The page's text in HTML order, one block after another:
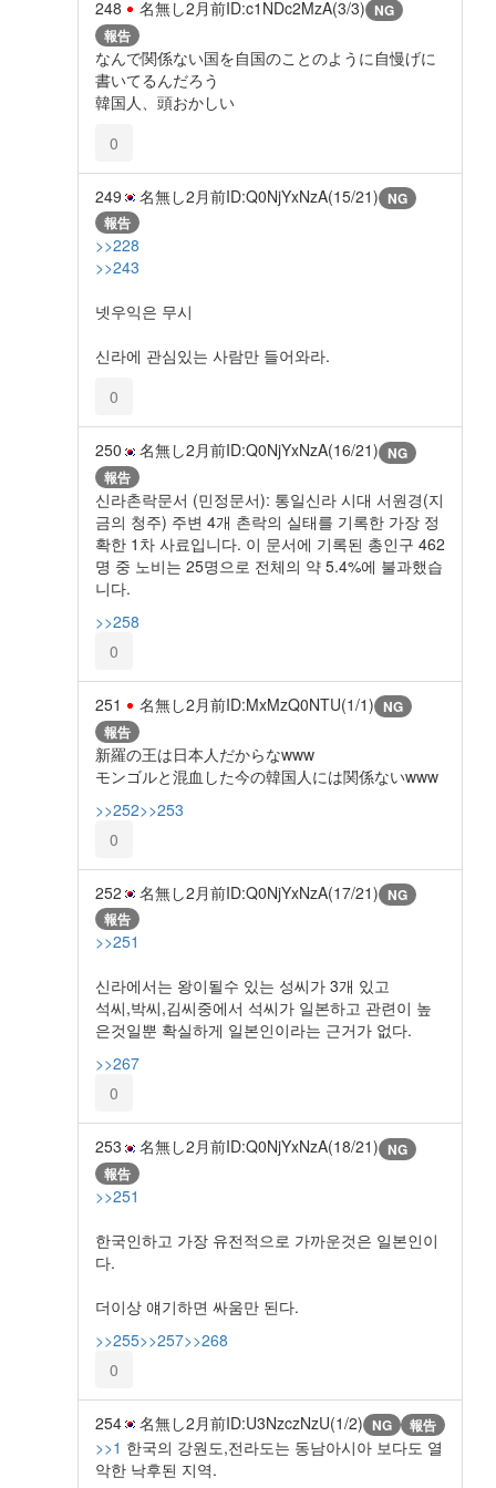
248 名無し2月前ID:c1NDc2MzA(3/3) NG
報告
なんで関係ない国を自国のことのように自慢げに
書いてるんだろう
韓国人、頭おかしい
0
249 名無し2月前ID:Q0NjYxNzA(15/21) NG
報告
>>228
>>243
넷우익은 무시
신라에 관심있는 사람만 들어와라.
0
250 名無し2月前ID:Q0NjYxNzA(16/21) NG
報告
신라촌락문서 (민정문서): 통일신라 시대 서원경(지
금의 청주) 주변 4개 촌락의 실태를 기록한 가장 정
확한 1차 사료입니다. 이 문서에 기록된 총인구 462
명 중 노비는 25명으로 전체의 약 5.4%에 불과했습
니다.
>>258
0
251 名無し2月前ID:MxMzQ0NTU(1/1) NG
報告
新羅の王は日本人だからなwww
モンゴルと混血した今の韓国人には関係ないwww
>>252>>253
0
252 名無し2月前ID:Q0NjYxNzA(17/21) NG
報告
>>251
신라에서는 왕이될수 있는 성씨가 3개 있고
석씨,박씨,김씨중에서 석씨가 일본하고 관련이 높
은것일뿐 확실하게 일본인이라는 근거가 없다.
>>267
0
253 名無し2月前ID:Q0NjYxNzA(18/21) NG
報告
>>251
한국인하고 가장 유전적으로 가까운것은 일본인이
다.
더이상 얘기하면 싸움만 된다.
>>255>>257>>268
0
254 名無し2月前ID:U3NzczNzU(1/2) NG 報告
>>1 한국의 강원도,전라도는 동남아시아 보다도 열
악한 낙후된 지역.